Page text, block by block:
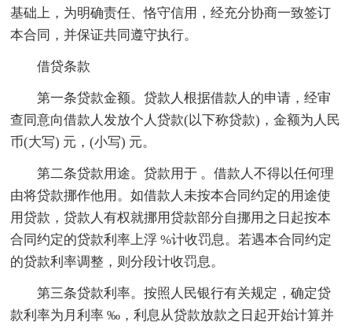
基础上，为明确责任、恪守信用，经充分协商一致签订
本合同，并保证共同遵守执行。
借贷条款
第一条贷款金额。贷款人根据借款人的申请，经审
查同意向借款人发放个人贷款(以下称贷款)，金额为人民
币(大写) 元，(小写) 元。
第二条贷款用途。贷款用于 。借款人不得以任何理
由将贷款挪作他用。如借款人未按本合同约定的用途使
用贷款，贷款人有权就挪用贷款部分自挪用之日起按本
合同约定的贷款利率上浮 %计收罚息。若遇本合同约定
的贷款利率调整，则分段计收罚息。
第三条贷款利率。按照人民银行有关规定，确定贷
款利率为月利率 ‰，利息从贷款放款之日起开始计算并